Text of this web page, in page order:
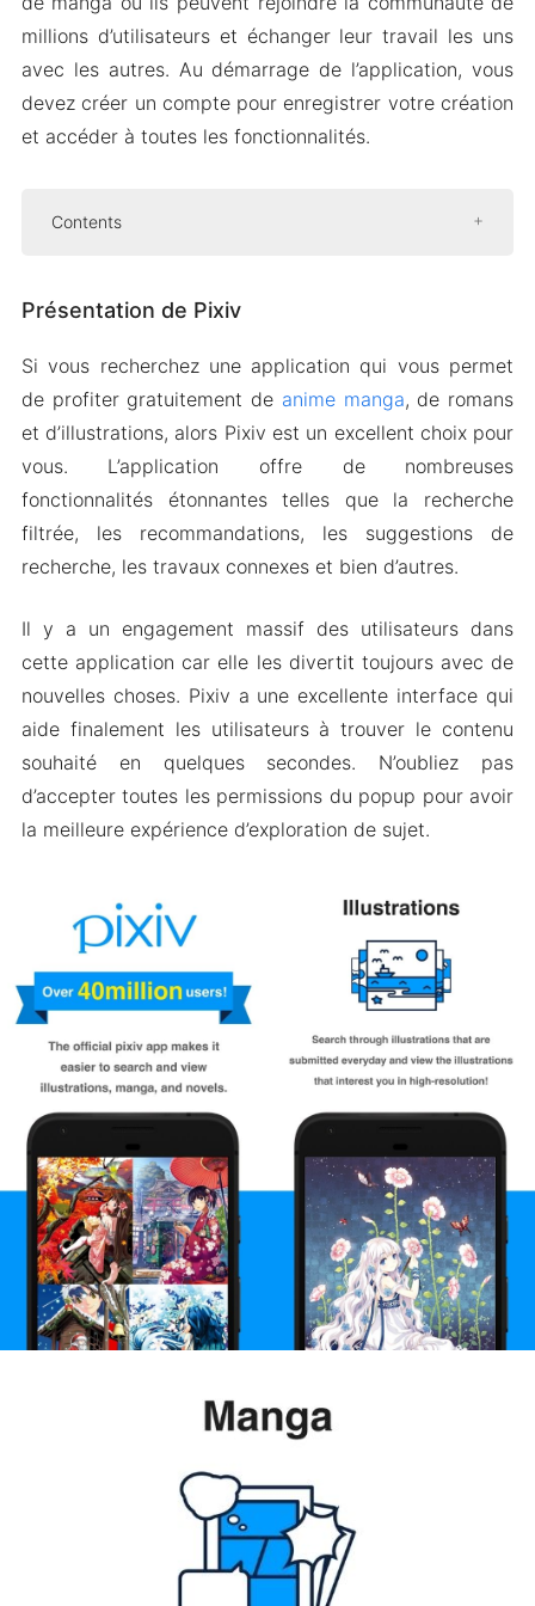
millions d’utilisateurs et échanger leur travail les uns
avec les autres. Au démarrage de l’application, vous
devez créer un compte pour enregistrer votre création
et accéder à toutes les fonctionnalités.
Contents
Interface intuitive
Marquer le contenu favori
Rechercher des œuvres connexes
Mod Version APK de Pixiv
Caractéristiques du Mod
Télécharger Pixiv MOD Apk pour Android 2024
Présentation de Pixiv
Si vous recherchez une application qui vous permet
de profiter gratuitement de anime manga, de romans
et d’illustrations, alors Pixiv est un excellent choix pour
vous. L’application offre de nombreuses
fonctionnalités étonnantes telles que la recherche
filtrée, les recommandations, les suggestions de
recherche, les travaux connexes et bien d’autres.
Il y a un engagement massif des utilisateurs dans
cette application car elle les divertit toujours avec de
nouvelles choses. Pixiv a une excellente interface qui
aide finalement les utilisateurs à trouver le contenu
souhaité en quelques secondes. N’oubliez pas
d’accepter toutes les permissions du popup pour avoir
la meilleure expérience d’exploration de sujet.